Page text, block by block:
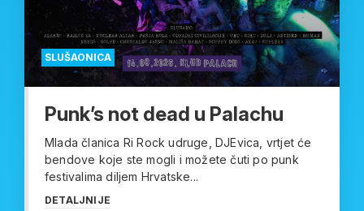
SLUŠAONICA
Punk’s not dead u Palachu
Mlada članica Ri Rock udruge, DJEvica, vrtjet će
bendove koje ste mogli i možete čuti po punk
festivalima diljem Hrvatske...
DETALJNIJE